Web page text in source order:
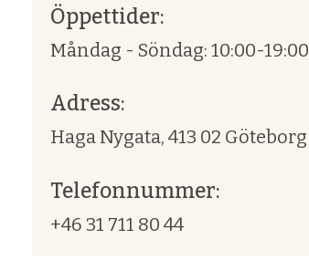
Öppettider:
Måndag - Söndag: 10:00-19:00
Adress:
Haga Nygata, 413 02 Göteborg
Telefonnummer:
+46 31 711 80 44